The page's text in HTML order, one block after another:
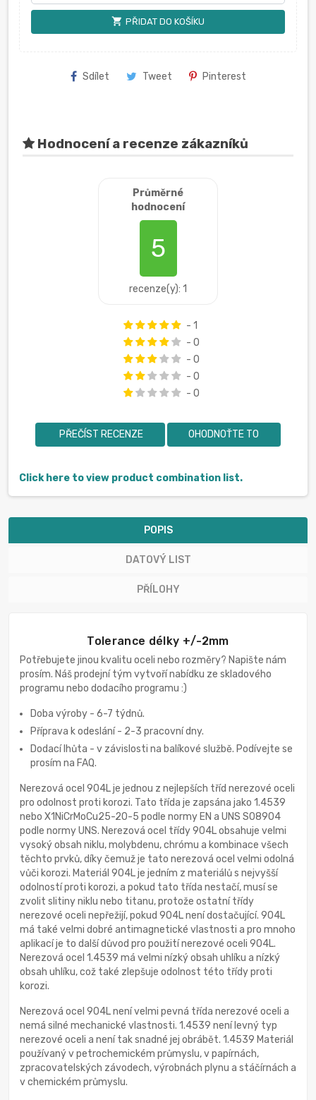
shopping_cart PŘIDAT DO KOŠÍKU
Sdílet Tweet Pinterest
Hodnocení a recenze zákazníků
Průměrné
hodnocení
5
recenze(y): 1
- 1
- 0
- 0
- 0
- 0
PŘEČÍST RECENZE OHODNOŤTE TO
Click here to view product combination list.
POPIS
DATOVÝ LIST
PŘÍLOHY
Tolerance délky +/-2mm
Potřebujete jinou kvalitu oceli nebo rozměry? Napište nám
prosím. Náš prodejní tým vytvoří nabídku ze skladového
programu nebo dodacího programu :)
Doba výroby - 6-7 týdnů.
Příprava k odeslání - 2-3 pracovní dny.
Dodací lhůta - v závislosti na balíkové službě. Podívejte se
prosím na FAQ.
Nerezová ocel 904L je jednou z nejlepších tříd nerezové oceli
pro odolnost proti korozi. Tato třída je zapsána jako 1.4539
nebo X1NiCrMoCu25-20-5 podle normy EN a UNS S08904
podle normy UNS. Nerezová ocel třídy 904L obsahuje velmi
vysoký obsah niklu, molybdenu, chrómu a kombinace všech
těchto prvků, díky čemuž je tato nerezová ocel velmi odolná
vůči korozi. Materiál 904L je jedním z materiálů s nejvyšší
odolností proti korozi, a pokud tato třída nestačí, musí se
zvolit slitiny niklu nebo titanu, protože ostatní třídy
nerezové oceli nepřežijí, pokud 904L není dostačující. 904L
má také velmi dobré antimagnetické vlastnosti a pro mnoho
aplikací je to další důvod pro použití nerezové oceli 904L.
Nerezová ocel 1.4539 má velmi nízký obsah uhlíku a nízký
obsah uhlíku, což také zlepšuje odolnost této třídy proti
korozi.
Nerezová ocel 904L není velmi pevná třída nerezové oceli a
nemá silné mechanické vlastnosti. 1.4539 není levný typ
nerezové oceli a není tak snadné jej obrábět. 1.4539 Materiál
používaný v petrochemickém průmyslu, v papírnách,
zpracovatelských závodech, výrobnách plynu a stáčírnách a
v chemickém průmyslu.